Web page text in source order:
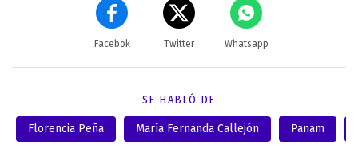
Facebok Twitter Whatsapp
SE HABLÓ DE
Florencia Peña María Fernanda Callejón Panam